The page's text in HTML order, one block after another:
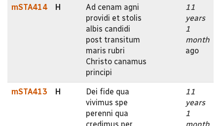
mSTA414 H
Ad cenam agni
providi et stolis
albis candidi
post transitum
maris rubri
Christo canamus
principi
11
years
1
month
ago
mSTA413 H
Dei fide qua
vivimus spe
perenni qua
credimus per
11
years
1
month